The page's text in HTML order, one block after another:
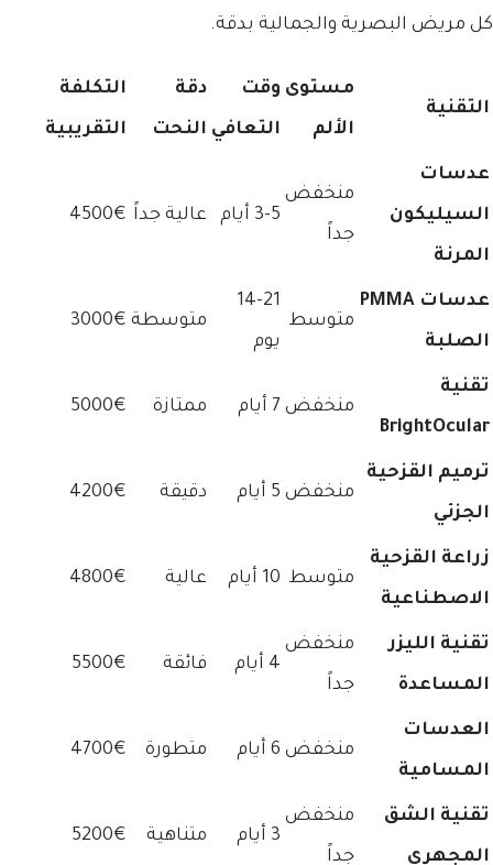
كل مريض البصرية والجمالية بدقة.
التقنية
مستوى
الألم
وقت
التعافي
دقة
النحت
التكلفة
التقريبية
عدسات
السيليكون
المرنة
منخفض
جداً
3-5 أيام عالية جداً 4500€
عدسات PMMA
الصلبة
متوسط
14-21
يوم
متوسطة 3000€
تقنية
BrightOcular
منخفض 7 أيام ممتازة 5000€
ترميم القزحية
الجزئي
منخفض 5 أيام دقيقة 4200€
زراعة القزحية
الاصطناعية
متوسط 10 أيام عالية 4800€
تقنية الليزر
المساعدة
منخفض
جداً
4 أيام فائقة 5500€
العدسات
المسامية
منخفض 6 أيام متطورة 4700€
تقنية الشق
المجهري
منخفض
جداً
3 أيام متناهية 5200€